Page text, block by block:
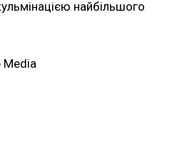
найбільшого
Media